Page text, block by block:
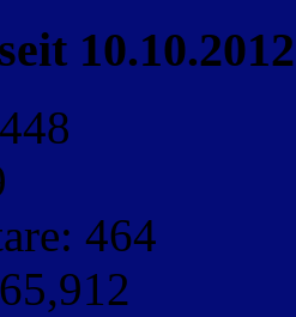
10.10.2012
464